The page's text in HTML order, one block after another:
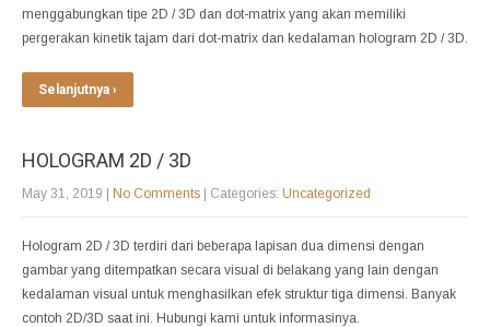
menggabungkan tipe 2D / 3D dan dot-matrix yang akan memiliki
pergerakan kinetik tajam dari dot-matrix dan kedalaman hologram 2D / 3D.
Selanjutnya ›
HOLOGRAM 2D / 3D
May 31, 2019 | No Comments | Categories: Uncategorized
Hologram 2D / 3D terdiri dari beberapa lapisan dua dimensi dengan
gambar yang ditempatkan secara visual di belakang yang lain dengan
kedalaman visual untuk menghasilkan efek struktur tiga dimensi. Banyak
contoh 2D/3D saat ini. Hubungi kami untuk informasinya.